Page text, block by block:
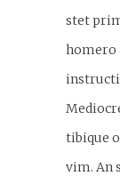
stet
homero
tibique
vim. An